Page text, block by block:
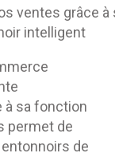
ventes grâce
intelligent
à sa fonction
permet de
de